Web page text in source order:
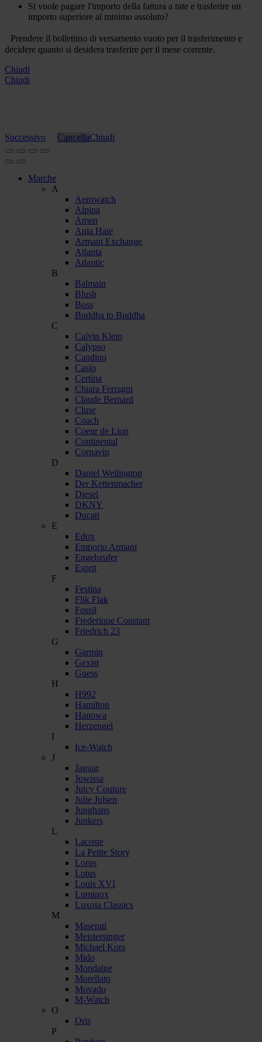
Si vuole pagare l'importo della fattura a rate e trasferire un
importo superiore al minimo assoluto?
Prendere il bollettino di versamento vuoto per il trasferimento e
decidere quanto si desidera trasferire per il mese corrente.
Chiudi
Chiudi
Successivo CancellaChiudi
Marche
A
Aerowatch
Alpina
Amen
Ania Haie
Armani Exchange
Atlanta
Atlantic
B
Balmain
Blush
Boss
Buddha to Buddha
C
Calvin Klein
Calypso
Candino
Casio
Certina
Chiara Ferragni
Claude Bernard
Cluse
Coach
Coeur de Lion
Continental
Cornavin
D
Daniel Wellington
Der Kettenmacher
Diesel
DKNY
Ducati
E
Edox
Emporio Armani
Engelsrufer
Esprit
F
Festina
Flik Flak
Fossil
Frederique Constant
Friedrich 23
G
Garmin
Gexist
Guess
H
H992
Hamilton
Hanowa
Herzengel
I
Ice-Watch
J
Jaguar
Jowissa
Juicy Couture
Julie Julsen
Junghans
Junkers
L
Lacoste
La Petite Story
Lorus
Lotus
Louis XVI
Luminox
Luxoia Classics
M
Maserati
Meistersinger
Michael Kors
Mido
Mondaine
Morellato
Movado
M-Watch
O
Oris
P